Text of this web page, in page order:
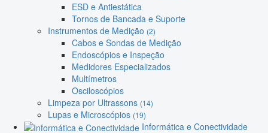
ESD e Antiestática
Tornos de Bancada e Suporte
Instrumentos de Medição (2)
Cabos e Sondas de Medição
Endoscópios e Inspeção
Medidores Especializados
Multímetros
Osciloscópios
Limpeza por Ultrassons (14)
Lupas e Microscópios (19)
Informática e Conectividade